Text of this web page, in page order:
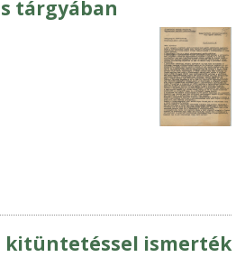
tárgyában
kitüntetéssel ismerték